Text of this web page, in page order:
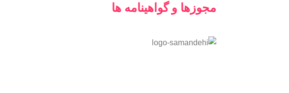
مجوزها و گواهینامه ها